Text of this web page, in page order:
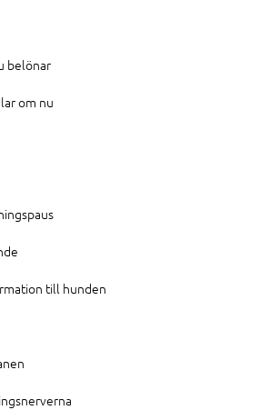
belönar
om nu
till hunden